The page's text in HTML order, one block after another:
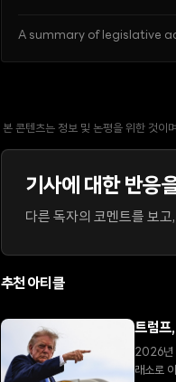
A summary of legislative
본 콘텐츠는 정보 및 논평을 위한 것이
기사에 대한 반응
다른 독자의 코멘트를 보
추천 아티클
트럼프
2026년
래소로